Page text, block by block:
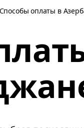
Способы оплаты в